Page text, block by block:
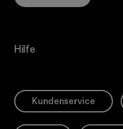
Hilfe
Kundenservice